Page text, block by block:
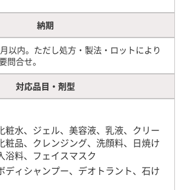
納期
以内。ただし処方・製法・ロットにより
問合せ。
対応品目・剤型
粧水、ジェル、美容液、乳液、クリー
粧品、クレンジング、洗顔料、日焼け
浴料、フェイスマスク
ディシャンプー、デオトラント、石け